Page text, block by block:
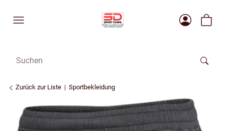
Zurück zur Liste Sportbekleidung